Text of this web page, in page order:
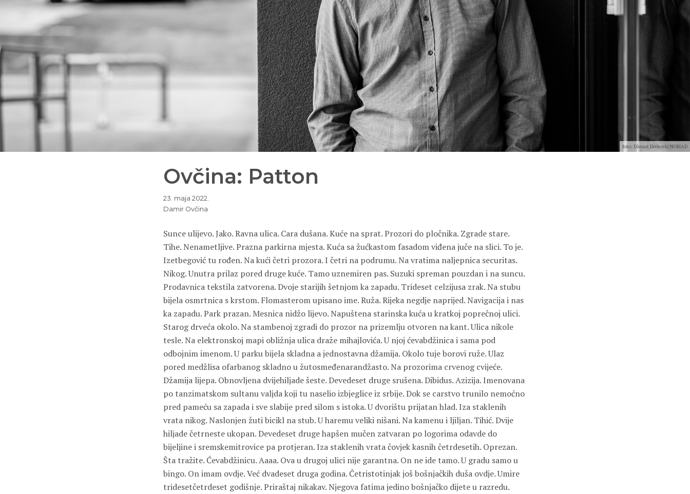
foto: Dženat Dreković/NOMAD
Ovčina: Patton
23. maja 2022.
Damir Ovčina
Sunce ulijevo. Jako. Ravna ulica. Cara dušana. Kuće na sprat. Prozori do pločnika. Zgrade stare.
Tihe. Nenametljive. Prazna parkirna mjesta. Kuća sa žućkastom fasadom viđena juče na slici. To je.
Izetbegović tu rođen. Na kući četri prozora. I četri na podrumu. Na vratima naljepnica securitas.
Nikog. Unutra prilaz pored druge kuće. Tamo uznemiren pas. Suzuki spreman pouzdan i na suncu.
Prodavnica tekstila zatvorena. Dvoje starijih šetnjom ka zapadu. Trideset celzijusa zrak. Na stubu
bijela osmrtnica s krstom. Flomasterom upisano ime. Ruža. Rijeka negdje naprijed. Navigacija i nas
ka zapadu. Park prazan. Mesnica nidžo lijevo. Napuštena starinska kuća u kratkoj poprečnoj ulici.
Starog drveća okolo. Na stambenoj zgradi do prozor na prizemlju otvoren na kant. Ulica nikole
tesle. Na elektronskoj mapi obližnja ulica draže mihajlovića. U njoj ćevabdžinica i sama pod
odbojnim imenom. U parku bijela skladna a jednostavna džamija. Okolo tuje borovi ruže. Ulaz
pored medžlisa ofarbanog skladno u žutosmeđenarandžasto. Na prozorima crvenog cvijeće.
Džamija lijepa. Obnovljena dvijehiljade šeste. Devedeset druge srušena. Dibidus. Azizija. Imenovana
po tanzimatskom sultanu valjda koji tu naselio izbjeglice iz srbije. Dok se carstvo trunilo nemoćno
pred pameću sa zapada i sve slabije pred silom s istoka. U dvorištu prijatan hlad. Iza staklenih
vrata nikog. Naslonjen žuti bicikl na stub. U haremu veliki nišani. Na kamenu i ljiljan. Tihić. Dvije
hiljade četrneste ukopan. Devedeset druge hapšen mučen zatvaran po logorima odavde do
bijeljine i sremskemitrovice pa protjeran. Iza staklenih vrata čovjek kasnih četrdesetih. Oprezan.
Šta tražite. Ćevabdžinicu. Aaaa. Ova u drugoj ulici nije garantna. On ne ide tamo. U gradu samo u
bingo. On imam ovdje. Već dvadeset druga godina. Četristotinjak još bošnjačkih duša ovdje. Umire
tridesetčetrdeset godišnje. Priraštaj nikakav. Njegova fatima jedino bošnjačko dijete u razredu.